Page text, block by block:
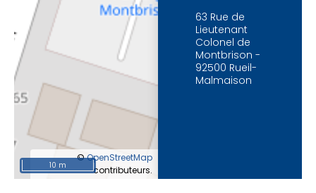
©OpenStreetMap
contributeurs.
10 m
63 Rue de
Lieutenant
Colonel de
Montbrison -
92500 Rueil-
Malmaison